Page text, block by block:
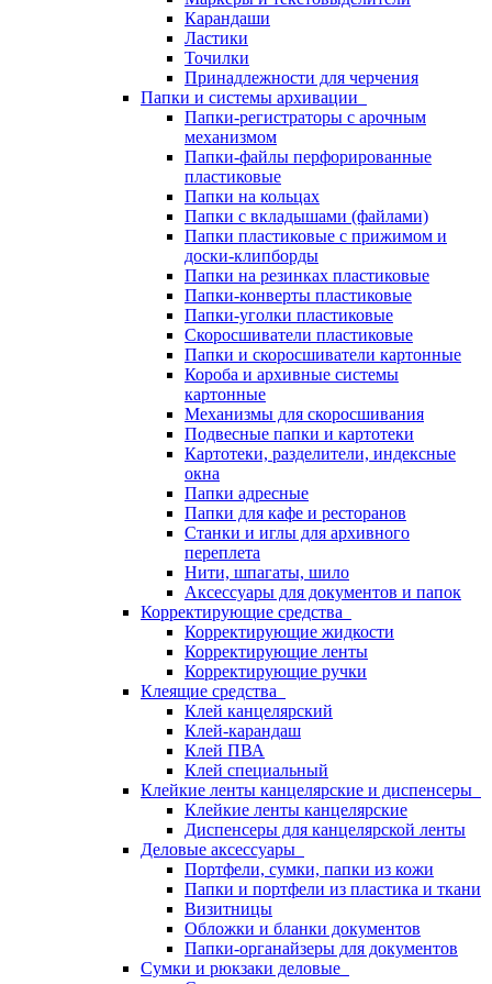
Карандаши
Ластики
Точилки
Принадлежности для черчения
Папки и системы архивации
Папки-регистраторы с арочным
механизмом
Папки-файлы перфорированные
пластиковые
Папки на кольцах
Папки с вкладышами (файлами)
Папки пластиковые с прижимом и
доски-клипборды
Папки на резинках пластиковые
Папки-конверты пластиковые
Папки-уголки пластиковые
Скоросшиватели пластиковые
Папки и скоросшиватели картонные
Короба и архивные системы
картонные
Механизмы для скоросшивания
Подвесные папки и картотеки
Картотеки, разделители, индексные
окна
Папки адресные
Папки для кафе и ресторанов
Станки и иглы для архивного
переплета
Нити, шпагаты, шило
Аксессуары для документов и папок
Корректирующие средства
Корректирующие жидкости
Корректирующие ленты
Корректирующие ручки
Клеящие средства
Клей канцелярский
Клей-карандаш
Клей ПВА
Клей специальный
Клейкие ленты канцелярские и диспенсеры
Клейкие ленты канцелярские
Диспенсеры для канцелярской ленты
Деловые аксессуары
Портфели, сумки, папки из кожи
Папки и портфели из пластика и ткани
Визитницы
Обложки и бланки документов
Папки-органайзеры для документов
Сумки и рюкзаки деловые